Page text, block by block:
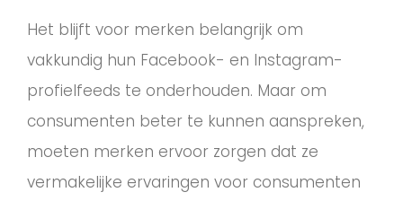
Het blijft voor merken belangrijk om
vakkundig hun Facebook- en Instagram-
profielfeeds te onderhouden. Maar om
consumenten beter te kunnen aanspreken,
moeten merken ervoor zorgen dat ze
vermakelijke ervaringen voor consumenten